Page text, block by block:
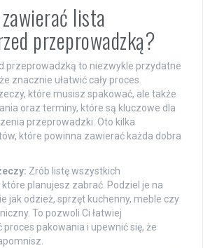
lista
przeprowadzką?
przeprowadzką to niezwykle przydatne
znacznie ułatwić cały proces.
które musisz spakować, ale także
oraz terminy, które są kluczowe dla
przeprowadzki. Oto kilka
które powinna zawierać każda dobra
Zrób listę wszystkich
planujesz zabrać. Podziel je na
jak odzież, sprzęt kuchenny, meble czy
To pozwoli Ci łatwiej
pakowania i upewnić się, że